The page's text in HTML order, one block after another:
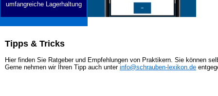
umfangreiche Lagerhaltung
Tipps & Tricks
Hier finden Sie Ratgeber und Empfehlungen von Praktikern. Sie können
Gerne nehmen wir Ihren Tipp auch unter info@schrauben-lexikon.de